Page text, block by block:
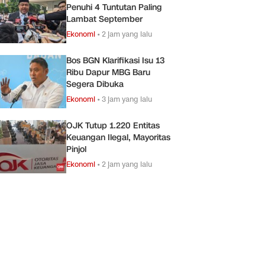
Penuhi 4 Tuntutan Paling
Lambat September
Ekonomi •2 jam yang lalu
Bos BGN Klarifikasi Isu 13
Ribu Dapur MBG Baru
Segera Dibuka
Ekonomi •3 jam yang lalu
OJK Tutup 1.220 Entitas
Keuangan Ilegal, Mayoritas
Pinjol
Ekonomi •2 jam yang lalu